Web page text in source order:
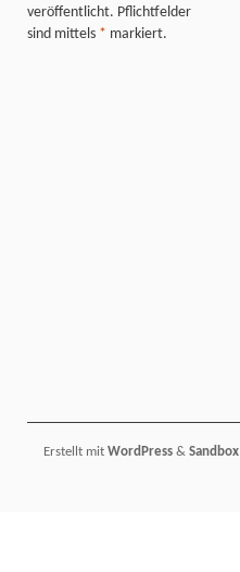
veröffentlicht. Pflichtfelder
sind mittels * markiert.
Erstellt mit WordPress & Sandbox